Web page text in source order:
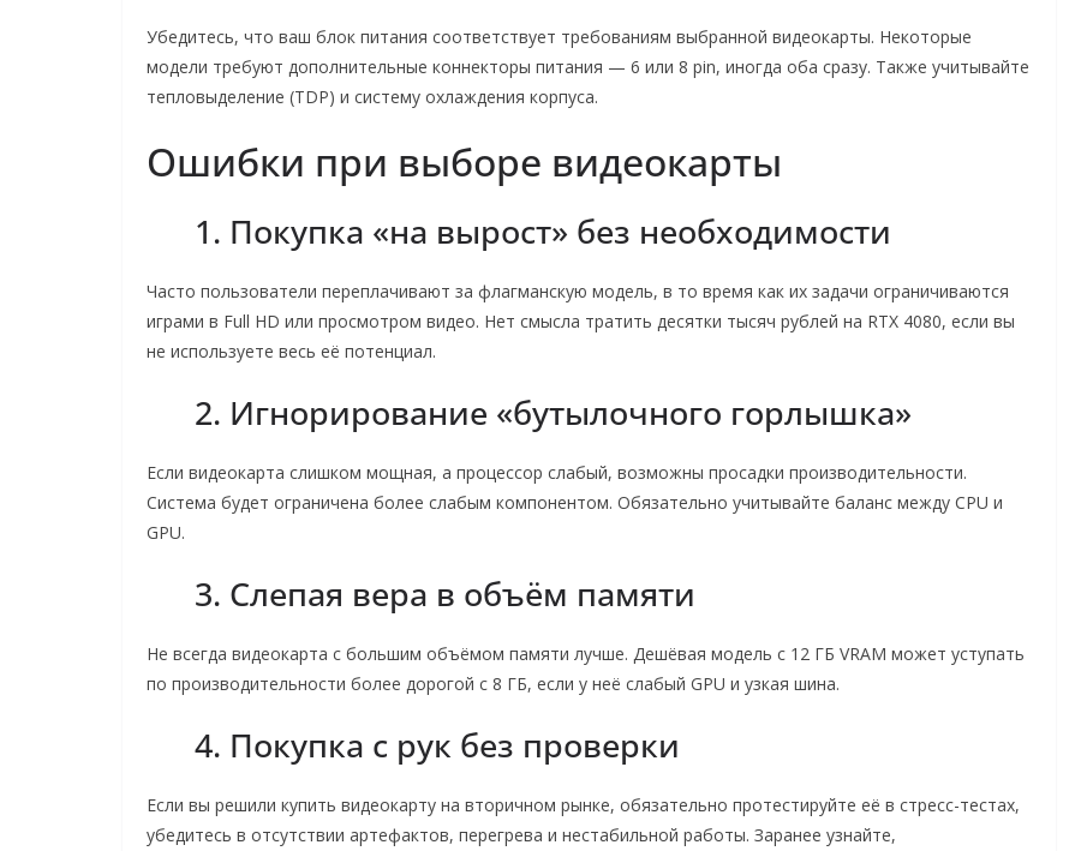
Убедитесь, что ваш блок питания соответствует требованиям выбранной видеокарты. Некоторые
модели требуют дополнительные коннекторы питания — 6 или 8 pin, иногда оба сразу. Также учитывайте
тепловыделение (TDP) и систему охлаждения корпуса.
Ошибки при выборе видеокарты
1. Покупка «на вырост» без необходимости
Часто пользователи переплачивают за флагманскую модель, в то время как их задачи ограничиваются
играми в Full HD или просмотром видео. Нет смысла тратить десятки тысяч рублей на RTX 4080, если вы
не используете весь её потенциал.
2. Игнорирование «бутылочного горлышка»
Если видеокарта слишком мощная, а процессор слабый, возможны просадки производительности.
Система будет ограничена более слабым компонентом. Обязательно учитывайте баланс между CPU и
GPU.
3. Слепая вера в объём памяти
Не всегда видеокарта с большим объёмом памяти лучше. Дешёвая модель с 12 ГБ VRAM может уступать
по производительности более дорогой с 8 ГБ, если у неё слабый GPU и узкая шина.
4. Покупка с рук без проверки
Если вы решили купить видеокарту на вторичном рынке, обязательно протестируйте её в стресс-тестах,
убедитесь в отсутствии артефактов, перегрева и нестабильной работы. Заранее узнайте,